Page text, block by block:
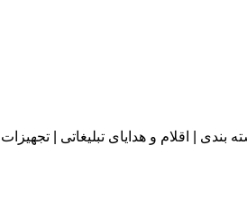
بندی | اقلام و هدایای تبلیغاتی |